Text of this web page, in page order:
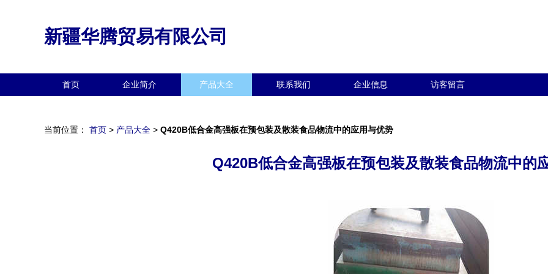
新疆华腾贸易有限公司
首页 企业简介 产品大全 联系我们 企业信息 访客留言
当前位置： 首页 > 产品大全 > Q420B低合金高强板在预包装及散装食品物流中的应用与优势
Q420B低合金高强板在预包装及散装食品物流中的